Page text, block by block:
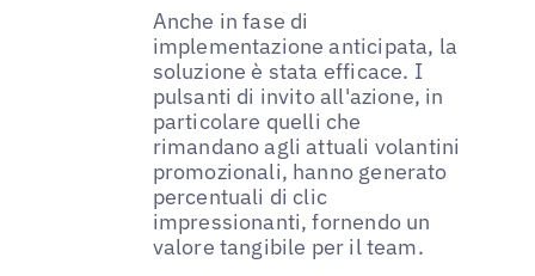
Anche in fase di
implementazione anticipata, la
soluzione è stata efficace. I
pulsanti di invito all'azione, in
particolare quelli che
rimandano agli attuali volantini
promozionali, hanno generato
percentuali di clic
impressionanti, fornendo un
valore tangibile per il team.